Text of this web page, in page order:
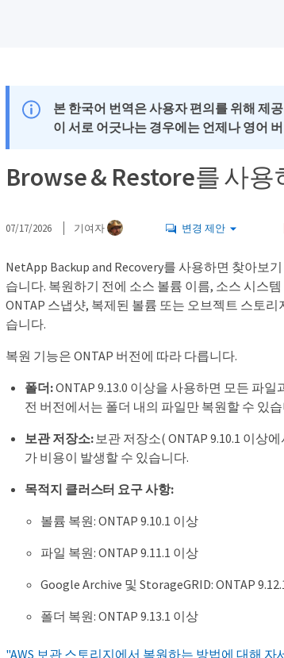
본 한국어 번역은 사용자 편의를 위해 제
이 서로 어긋나는 경우에는 언제나 영어
Browse & Restore를 사
07/17/2026 기여자 변경 제안
NetApp Backup and Recovery를 사용하면 찾아보
습니다. 복원하기 전에 소스 볼륨 이름, 소스 시스
ONTAP 스냅샷, 복제된 볼륨 또는 오브젝트 스토
습니다.
복원 기능은 ONTAP 버전에 따라 다릅니다.
폴더:ONTAP 9.13.0 이상을 사용하면 모든 파
전 버전에서는 폴더 내의 파일만 복원할 수 있
보관 저장소:보관 저장소( ONTAP 9.10.1 이상
가 비용이 발생할 수 있습니다.
목적지 클러스터 요구 사항:
볼륨 복원: ONTAP 9.10.1 이상
파일 복원: ONTAP 9.11.1 이상
Google Archive 및 StorageGRID: ONTAP
폴더 복원: ONTAP 9.13.1 이상
"AWS 보관 스토리지에서 복원하는 방법에 대해 자